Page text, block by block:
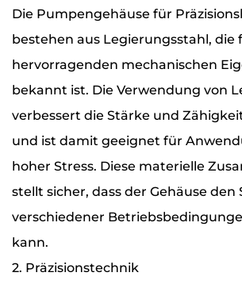
Die Pumpengehäuse für
bestehen aus Legierungsstahl, die
hervorragenden mechanischen
bekannt ist. Die Verwendung von
verbessert die Stärke und
und ist damit geeignet für
hoher Stress. Diese materielle
stellt sicher, dass der Gehäuse den
verschiedener
kann.
2. Präzisionstechnik